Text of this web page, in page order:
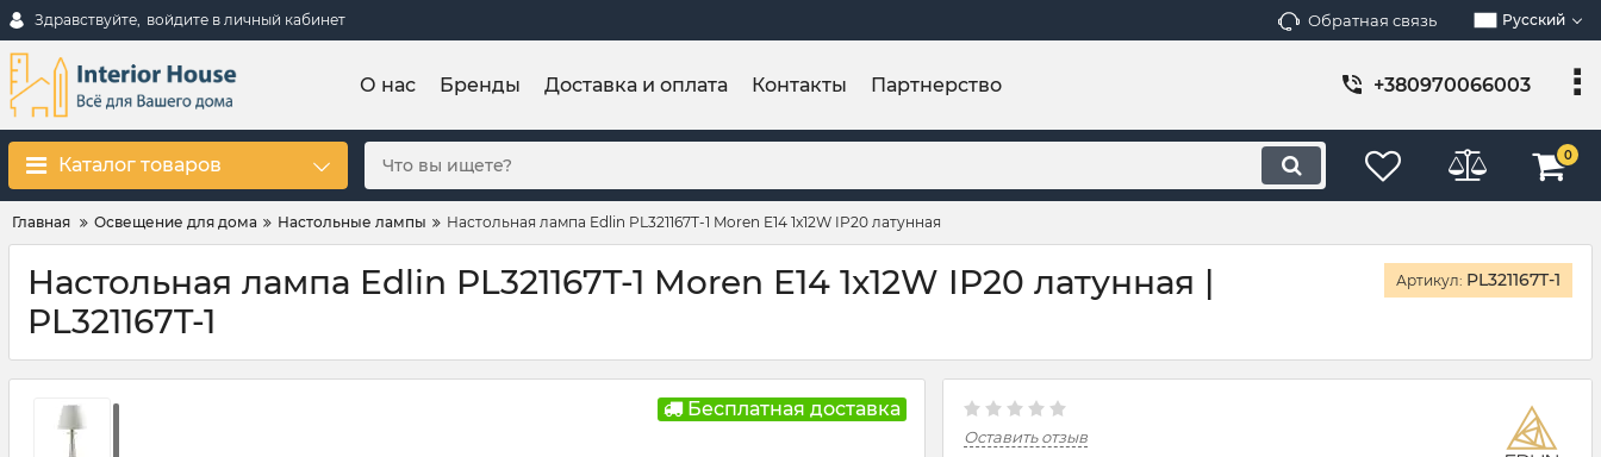
Здравствуйте, войдите в личный кабинет Обратная связь Русский
О нас Бренды Доставка и оплата Контакты Партнерство +380970066003
Каталог товаров 0
Главная Освещение для дома Настольные лампы Настольная лампа Edlin PL321167T-1 Moren E14 1x12W IP20 латунная
Настольная лампа Edlin PL321167T-1 Moren E14 1x12W IP20 латунная |
PL321167T-1
Артикул: PL321167T-1
Бесплатная доставка
Оставить отзыв